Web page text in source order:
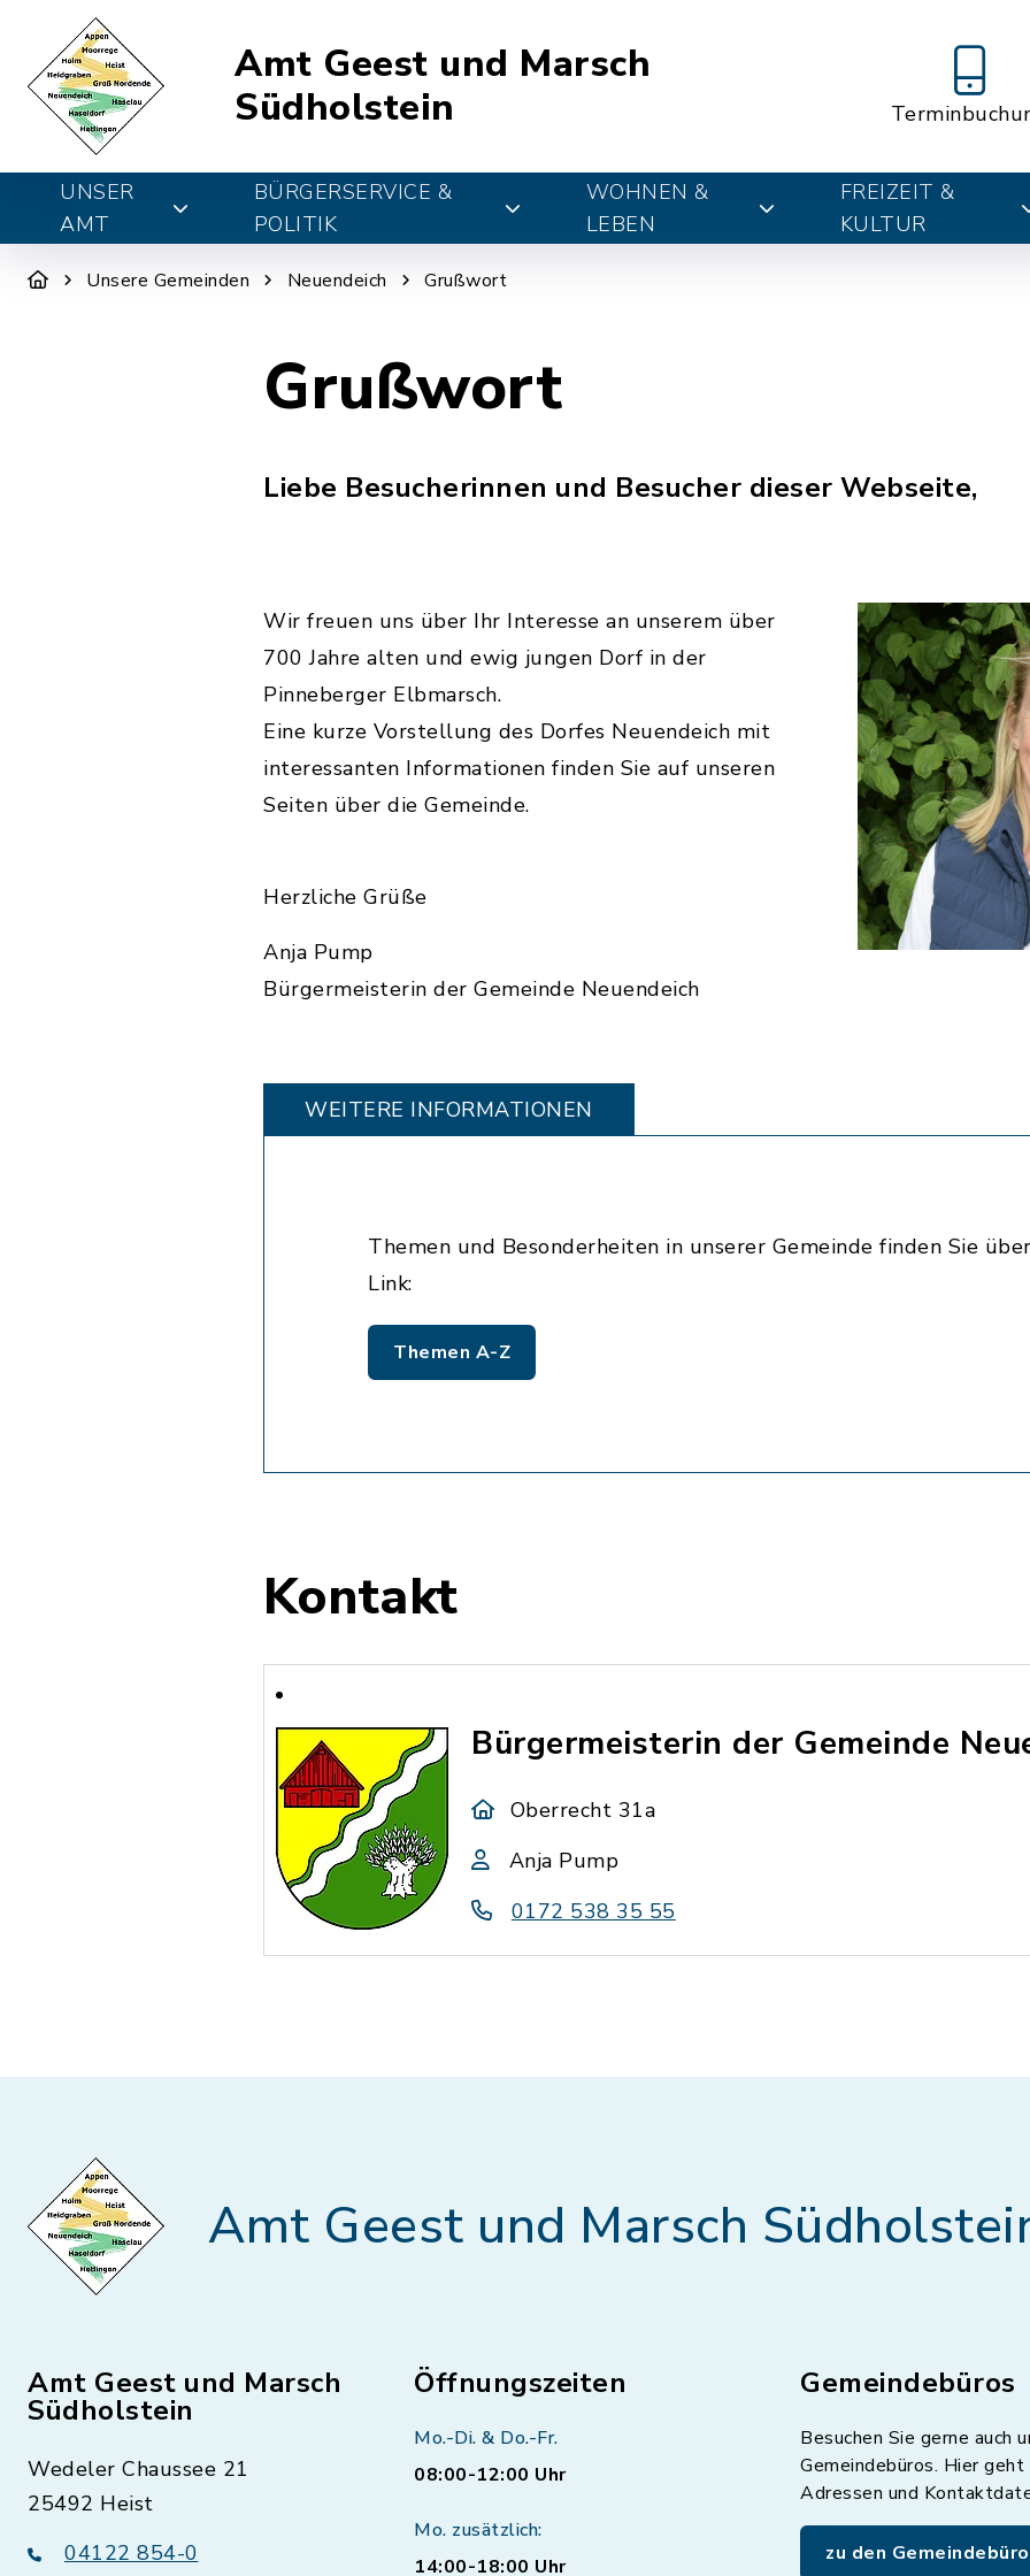
Amt Geest und Marsch
Südholstein
UNSER
AMT
BÜRGERSERVICE &
POLITIK
WOHNEN &
LEBEN
FREIZEIT &
KULTUR
Unsere Gemeinden Neuendeich Grußwort
Grußwort
Liebe Besucherinnen und Besucher dieser Webseite,
Wir freuen uns über Ihr Interesse an unserem über
700 Jahre alten und ewig jungen Dorf in der
Pinneberger Elbmarsch.
Eine kurze Vorstellung des Dorfes Neuendeich mit
interessanten Informationen finden Sie auf unseren
Seiten über die Gemeinde.
Herzliche Grüße
Anja Pump
Bürgermeisterin der Gemeinde Neuendeich
WEITERE INFORMATIONEN
Themen und Besonderheiten in unserer Gemeinde finden Sie
Link:
Themen A-Z
Kontakt
Bürgermeisterin der Gemeinde
Oberrecht 31a
Anja Pump
0172 538 35 55
Amt Geest und Marsch
Amt Geest und Marsch
Südholstein
Wedeler Chaussee 21
25492 Heist
04122 854-0
Öffnungszeiten
Mo.-Di. & Do.-Fr.
08:00-12:00 Uhr
Mo. zusätzlich:
14:00-18:00 Uhr
Gemeindebüros
Besuchen Sie gerne auch
Gemeindebüros. Hier geht
Adressen und
zu den